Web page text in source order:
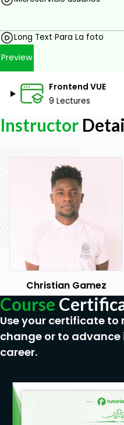
Guardar imágenes
Prerequisites
HTML BASICO
JS
Boostrap
Long Text Para La foto
Preview
Frontend VUE
9 Lectures
Instructor
Christian Gamez
Course
Use your certificate to
change or to advance
career.